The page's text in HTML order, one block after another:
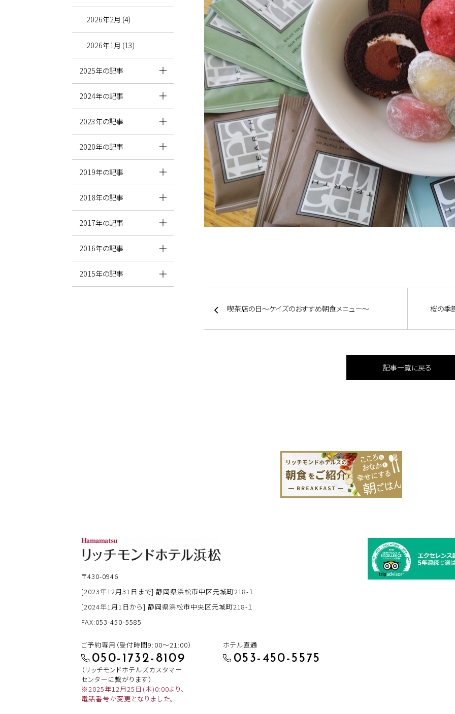
喫茶店の日～ケイズのおすすめ朝食メニュー～ 桜の季
記事一覧に戻る
2026年2月 (4)
2026年1月 (13)
2025年の記事
2024年の記事
2023年の記事
2020年の記事
2019年の記事
2018年の記事
2017年の記事
2016年の記事
2015年の記事
〒430-0946
[2023年12月31日まで] 静岡県浜松市中区元城町218-１
[2024年1月1日から] 静岡県浜松市中央区元城町218-１
FAX:053-450-5585
ご予約専用（受付時間9:00～21:00）
050-1732-8109
（リッチモンドホテルズカスタマー
センターに繋がります）
※2025年12月25日(木)0:00より、
電話番号が変更となりました。
ホテル直通
053-450-5575